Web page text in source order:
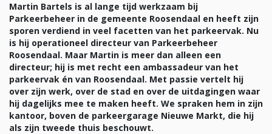
Martin Bartels is al lange tijd werkzaam bij
Parkeerbeheer in de gemeente Roosendaal en heeft zijn
sporen verdiend in veel facetten van het parkeervak. Nu
is hij operationeel directeur van Parkeerbeheer
Roosendaal. Maar Martin is meer dan alleen een
directeur; hij is met recht een ambassadeur van het
parkeervak én van Roosendaal. Met passie vertelt hij
over zijn werk, over de stad en over de uitdagingen waar
hij dagelijks mee te maken heeft. We spraken hem in zijn
kantoor, boven de parkeergarage Nieuwe Markt, die hij
als zijn tweede thuis beschouwt.